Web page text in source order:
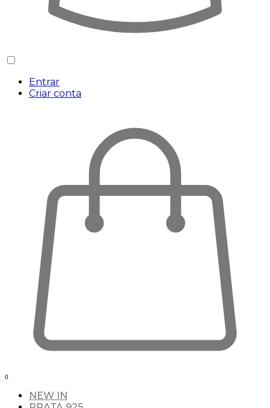
Entrar
Criar conta
0
NEW IN